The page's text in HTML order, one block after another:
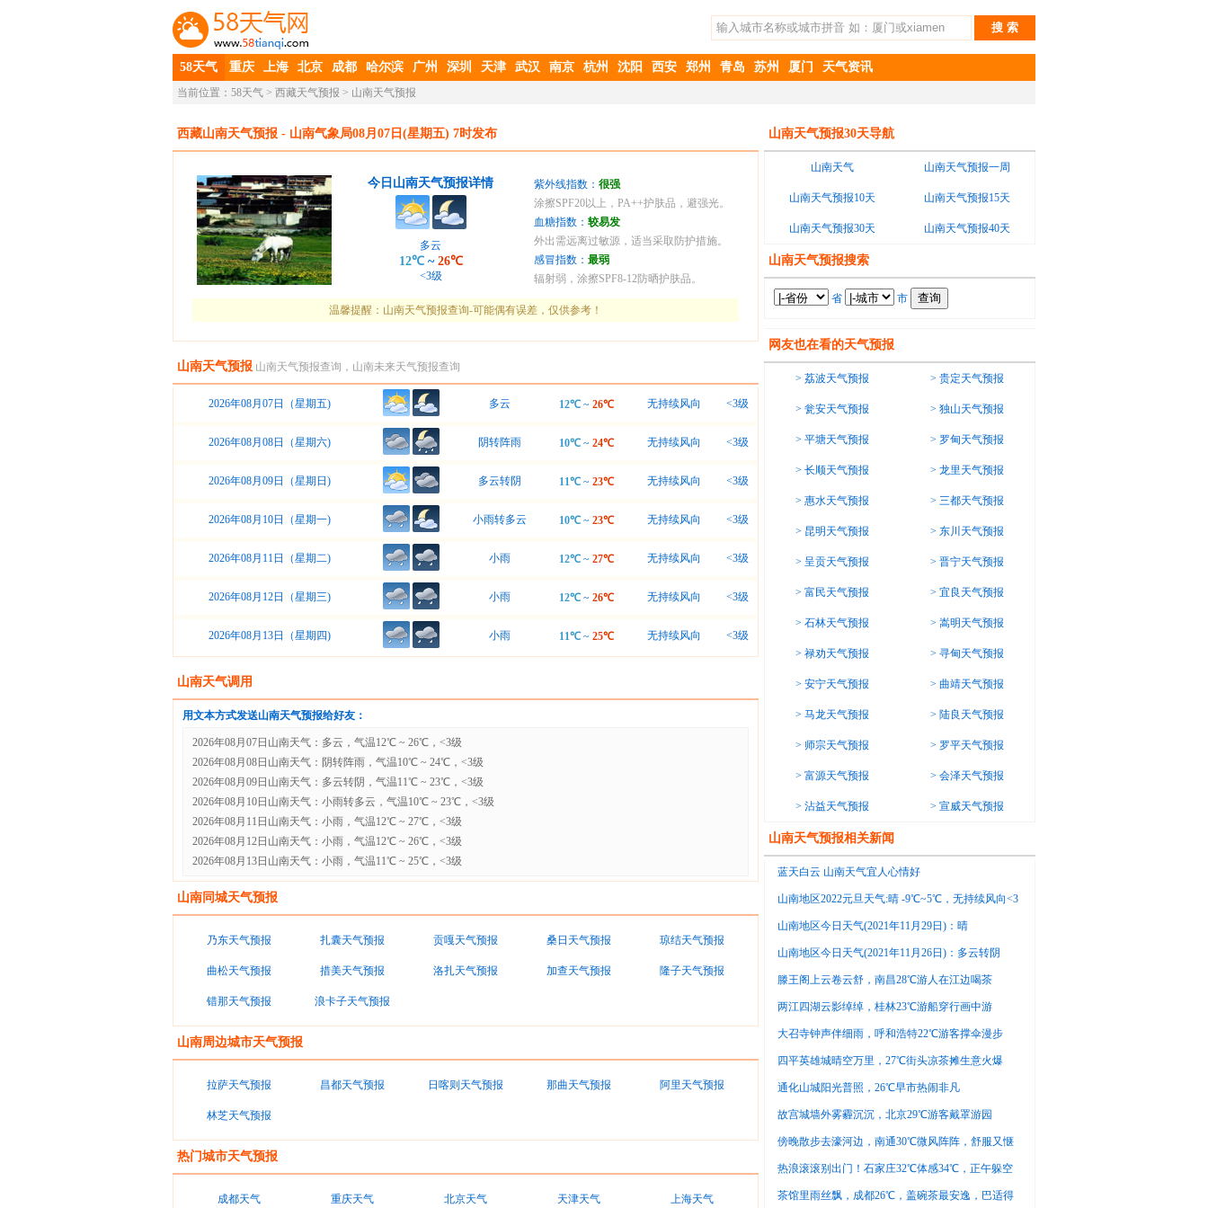
58天气 重庆 上海 北京 成都 哈尔滨 广州 深圳 天津 武汉 南京 杭州 沈阳 西安 郑州 青岛 苏州 厦门 天气资讯
当前位置： 58天气 > 西藏天气预报 > 山南天气预报
西藏山南天气预报 - 山南气象局08月07日(星期五) 7时发布
今日山南天气预报详情
多云
12℃~ 26℃
<3级
紫外线指数： 很强
涂擦SPF20以上，PA++护肤品，避强光。
血糖指数： 较易发
外出需远离过敏源，适当采取防护措施。
感冒指数： 最弱
辐射弱，涂擦SPF8-12防晒护肤品。
温馨提醒：山南天气预报查询-可能偶有误差，仅供参考！
山南天气预报 山南天气预报查询，山南未来天气预报查询
2026年08月07日（星期五) 多云 12℃ ~ 26℃ 无持续风向 <3级
2026年08月08日（星期六) 阴转阵雨 10℃ ~ 24℃ 无持续风向 <3级
2026年08月09日（星期日) 多云转阴 11℃ ~ 23℃ 无持续风向 <3级
2026年08月10日（星期一) 小雨转多云 10℃ ~ 23℃ 无持续风向 <3级
2026年08月11日（星期二) 小雨 12℃ ~ 27℃ 无持续风向 <3级
2026年08月12日（星期三) 小雨 12℃ ~ 26℃ 无持续风向 <3级
2026年08月13日（星期四) 小雨 11℃ ~ 25℃ 无持续风向 <3级
山南天气调用
用文本方式发送山南天气预报给好友：
2026年08月07日山南天气：多云，气温12℃ ~ 26℃，<3级
2026年08月08日山南天气：阴转阵雨，气温10℃ ~ 24℃，<3级
2026年08月09日山南天气：多云转阴，气温11℃ ~ 23℃，<3级
2026年08月10日山南天气：小雨转多云，气温10℃ ~ 23℃，<3级
2026年08月11日山南天气：小雨，气温12℃ ~ 27℃，<3级
2026年08月12日山南天气：小雨，气温12℃ ~ 26℃，<3级
2026年08月13日山南天气：小雨，气温11℃ ~ 25℃，<3级
山南同城天气预报
乃东天气预报 扎囊天气预报 贡嘎天气预报 桑日天气预报 琼结天气预报
曲松天气预报 措美天气预报 洛扎天气预报 加查天气预报 隆子天气预报
错那天气预报 浪卡子天气预报
山南周边城市天气预报
拉萨天气预报 昌都天气预报 日喀则天气预报 那曲天气预报 阿里天气预报
林芝天气预报
热门城市天气预报
成都天气 重庆天气 北京天气 天津天气 上海天气
山南天气预报30天导航
山南天气 山南天气预报一周
山南天气预报10天 山南天气预报15天
山南天气预报30天 山南天气预报40天
山南天气预报搜索
省 市
网友也在看的天气预报
> 荔波天气预报 > 贵定天气预报
> 瓮安天气预报 > 独山天气预报
> 平塘天气预报 > 罗甸天气预报
> 长顺天气预报 > 龙里天气预报
> 惠水天气预报 > 三都天气预报
> 昆明天气预报 > 东川天气预报
> 呈贡天气预报 > 晋宁天气预报
> 富民天气预报 > 宜良天气预报
> 石林天气预报 > 嵩明天气预报
> 禄劝天气预报 > 寻甸天气预报
> 安宁天气预报 > 曲靖天气预报
> 马龙天气预报 > 陆良天气预报
> 师宗天气预报 > 罗平天气预报
> 富源天气预报 > 会泽天气预报
> 沾益天气预报 > 宣威天气预报
山南天气预报相关新闻
蓝天白云 山南天气宜人心情好
山南地区2022元旦天气:晴 -9℃~5℃，无持续风向<3
级
山南地区今日天气(2021年11月29日)：晴
-4℃~15℃，无持续风向<3级
山南地区今日天气(2021年11月26日)：多云转阴
-2℃~10℃，无持续风向<3级
滕王阁上云卷云舒，南昌28℃游人在江边喝茶
两江四湖云影绰绰，桂林23℃游船穿行画中游
大召寺钟声伴细雨，呼和浩特22℃游客撑伞漫步
四平英雄城晴空万里，27℃街头凉茶摊生意火爆
通化山城阳光普照，26℃早市热闹非凡
故宫城墙外雾霾沉沉，北京29℃游客戴罩游园
傍晚散步去濠河边，南通30℃微风阵阵，舒服又惬
意
热浪滚滚别出门！石家庄32℃体感34℃，正午躲空
调房
茶馆里雨丝飘，成都26℃，盖碗茶最安逸，巴适得